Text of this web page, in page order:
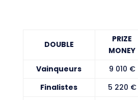
DOUBLE
PRIZE
MONEY
Vainqueurs 9 010 €
Finalistes
5 220 €